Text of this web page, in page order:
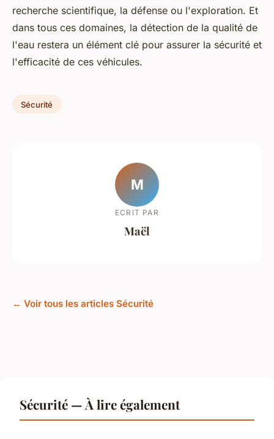
recherche scientifique, la défense ou l'exploration. Et
dans tous ces domaines, la détection de la qualité de
l'eau restera un élément clé pour assurer la sécurité et
l'efficacité de ces véhicules.
Sécurité
M
ECRIT PAR
Maël
← Voir tous les articles Sécurité
Sécurité — À lire également